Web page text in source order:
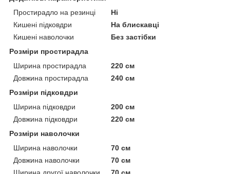
Простирадло на резинці
Ні
Кишені підковдри
На блискавці
Кишені наволочки
Без застібки
Розміри простирадла
Ширина простирадла
220 см
Довжина простирадла
240 см
Розміри підковдри
Ширина підковдри
200 см
Довжина підковдри
220 см
Розміри наволочки
Ширина наволочки
70 см
Довжина наволочки
70 см
Ширина другої наволочки
70 см